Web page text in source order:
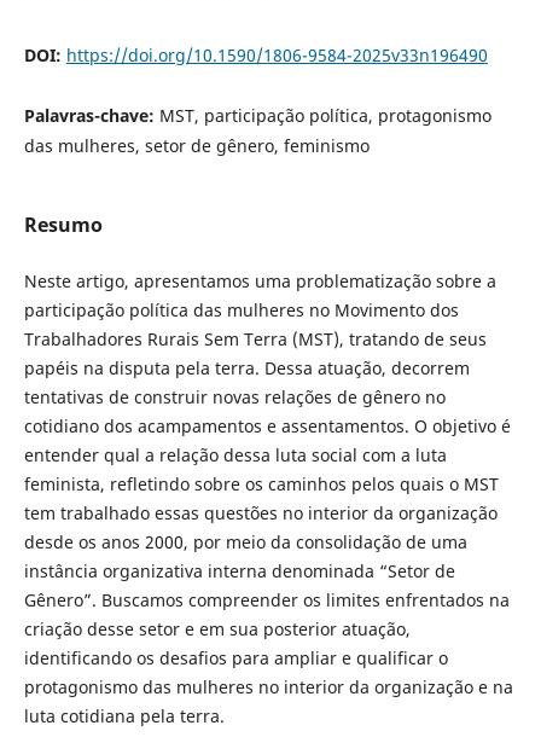
DOI: https://doi.org/10.1590/1806-9584-2025v33n196490
Palavras-chave: MST, participação política, protagonismo
das mulheres, setor de gênero, feminismo
Resumo
Neste artigo, apresentamos uma problematização sobre a
participação política das mulheres no Movimento dos
Trabalhadores Rurais Sem Terra (MST), tratando de seus
papéis na disputa pela terra. Dessa atuação, decorrem
tentativas de construir novas relações de gênero no
cotidiano dos acampamentos e assentamentos. O objetivo é
entender qual a relação dessa luta social com a luta
feminista, refletindo sobre os caminhos pelos quais o MST
tem trabalhado essas questões no interior da organização
desde os anos 2000, por meio da consolidação de uma
instância organizativa interna denominada “Setor de
Gênero”. Buscamos compreender os limites enfrentados na
criação desse setor e em sua posterior atuação,
identificando os desafios para ampliar e qualificar o
protagonismo das mulheres no interior da organização e na
luta cotidiana pela terra.